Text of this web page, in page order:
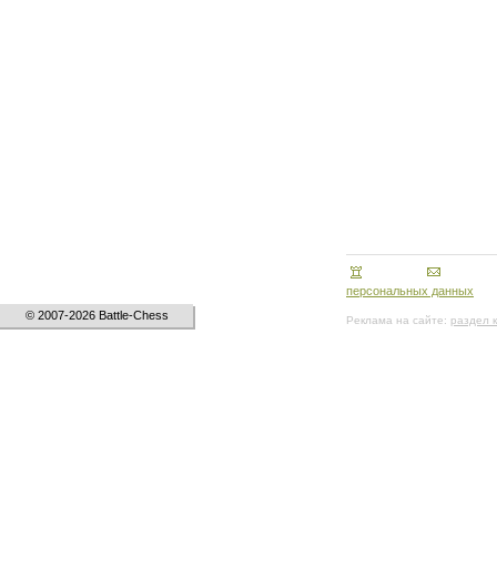
© 2007-2026 Battle-Chess
персональных данных
Реклама на сайте: раздел